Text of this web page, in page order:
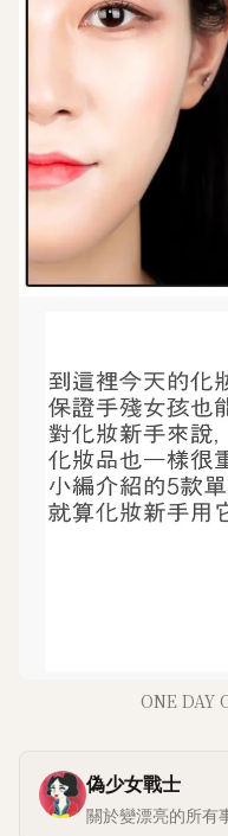
ONE DAY
偽少女戰士
關於變漂亮的所有